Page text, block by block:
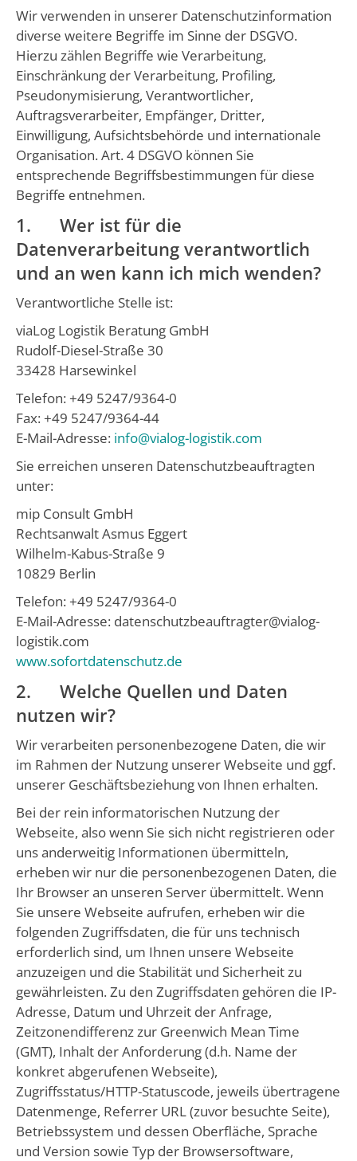
Wir verwenden in unserer Datenschutzinformation
diverse weitere Begriffe im Sinne der DSGVO.
Hierzu zählen Begriffe wie Verarbeitung,
Einschränkung der Verarbeitung, Profiling,
Pseudonymisierung, Verantwortlicher,
Auftragsverarbeiter, Empfänger, Dritter,
Einwilligung, Aufsichtsbehörde und internationale
Organisation. Art. 4 DSGVO können Sie
entsprechende Begriffsbestimmungen für diese
Begriffe entnehmen.
1. Wer ist für die
Datenverarbeitung verantwortlich
und an wen kann ich mich wenden?
Verantwortliche Stelle ist:
viaLog Logistik Beratung GmbH
Rudolf-Diesel-Straße 30
33428 Harsewinkel
Telefon: +49 5247/9364-0
Fax: +49 5247/9364-44
E-Mail-Adresse: info@vialog-logistik.com
Sie erreichen unseren Datenschutzbeauftragten
unter:
mip Consult GmbH
Rechtsanwalt Asmus Eggert
Wilhelm-Kabus-Straße 9
10829 Berlin
Telefon: +49 5247/9364-0
E-Mail-Adresse: datenschutzbeauftragter@vialog-
logistik.com
www.sofortdatenschutz.de
2. Welche Quellen und Daten
nutzen wir?
Wir verarbeiten personenbezogene Daten, die wir
im Rahmen der Nutzung unserer Webseite und ggf.
unserer Geschäftsbeziehung von Ihnen erhalten.
Bei der rein informatorischen Nutzung der
Webseite, also wenn Sie sich nicht registrieren oder
uns anderweitig Informationen übermitteln,
erheben wir nur die personenbezogenen Daten, die
Ihr Browser an unseren Server übermittelt. Wenn
Sie unsere Webseite aufrufen, erheben wir die
folgenden Zugriffsdaten, die für uns technisch
erforderlich sind, um Ihnen unsere Webseite
anzuzeigen und die Stabilität und Sicherheit zu
gewährleisten. Zu den Zugriffsdaten gehören die IP-
Adresse, Datum und Uhrzeit der Anfrage,
Zeitzonendifferenz zur Greenwich Mean Time
(GMT), Inhalt der Anforderung (d.h. Name der
konkret abgerufenen Webseite),
Zugriffsstatus/HTTP-Statuscode, jeweils übertragene
Datenmenge, Referrer URL (zuvor besuchte Seite),
Betriebssystem und dessen Oberfläche, Sprache
und Version sowie Typ der Browsersoftware,